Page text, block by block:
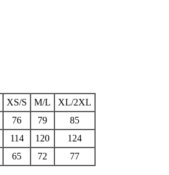
XS/S M/L
XL/2XL
76 79
85
114 120
124
65 72 77